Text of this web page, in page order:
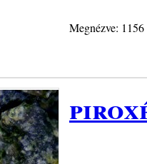
Megnézve: